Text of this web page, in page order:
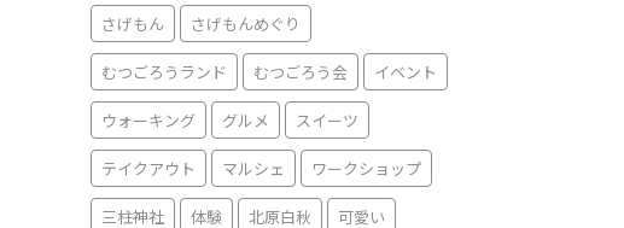
さげもん さげもんめぐり
むつごろうランド むつごろう会 イベント
ウォーキング グルメ スイーツ
テイクアウト マルシェ ワークショップ
三柱神社 体験 北原白秋 可愛い